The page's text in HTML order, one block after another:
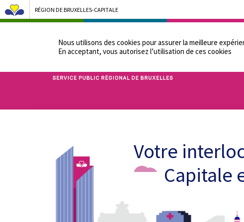
Nous utilisons des cookies pour assurer la meilleure
En acceptant, vous autorisez lʼutilisation de ces cookies
RÉGION DE BRUXELLES-CAPITALE
Bruxelles Pouvoirs Locaux - Aller à la page d'accueil
NOTRE ADMINISTRATION
Votre
Capitale